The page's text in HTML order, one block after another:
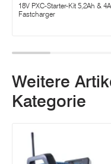
18V PXC-Starter-Kit 5,2Ah & 4A
Fastcharger
Weitere
Kategorie